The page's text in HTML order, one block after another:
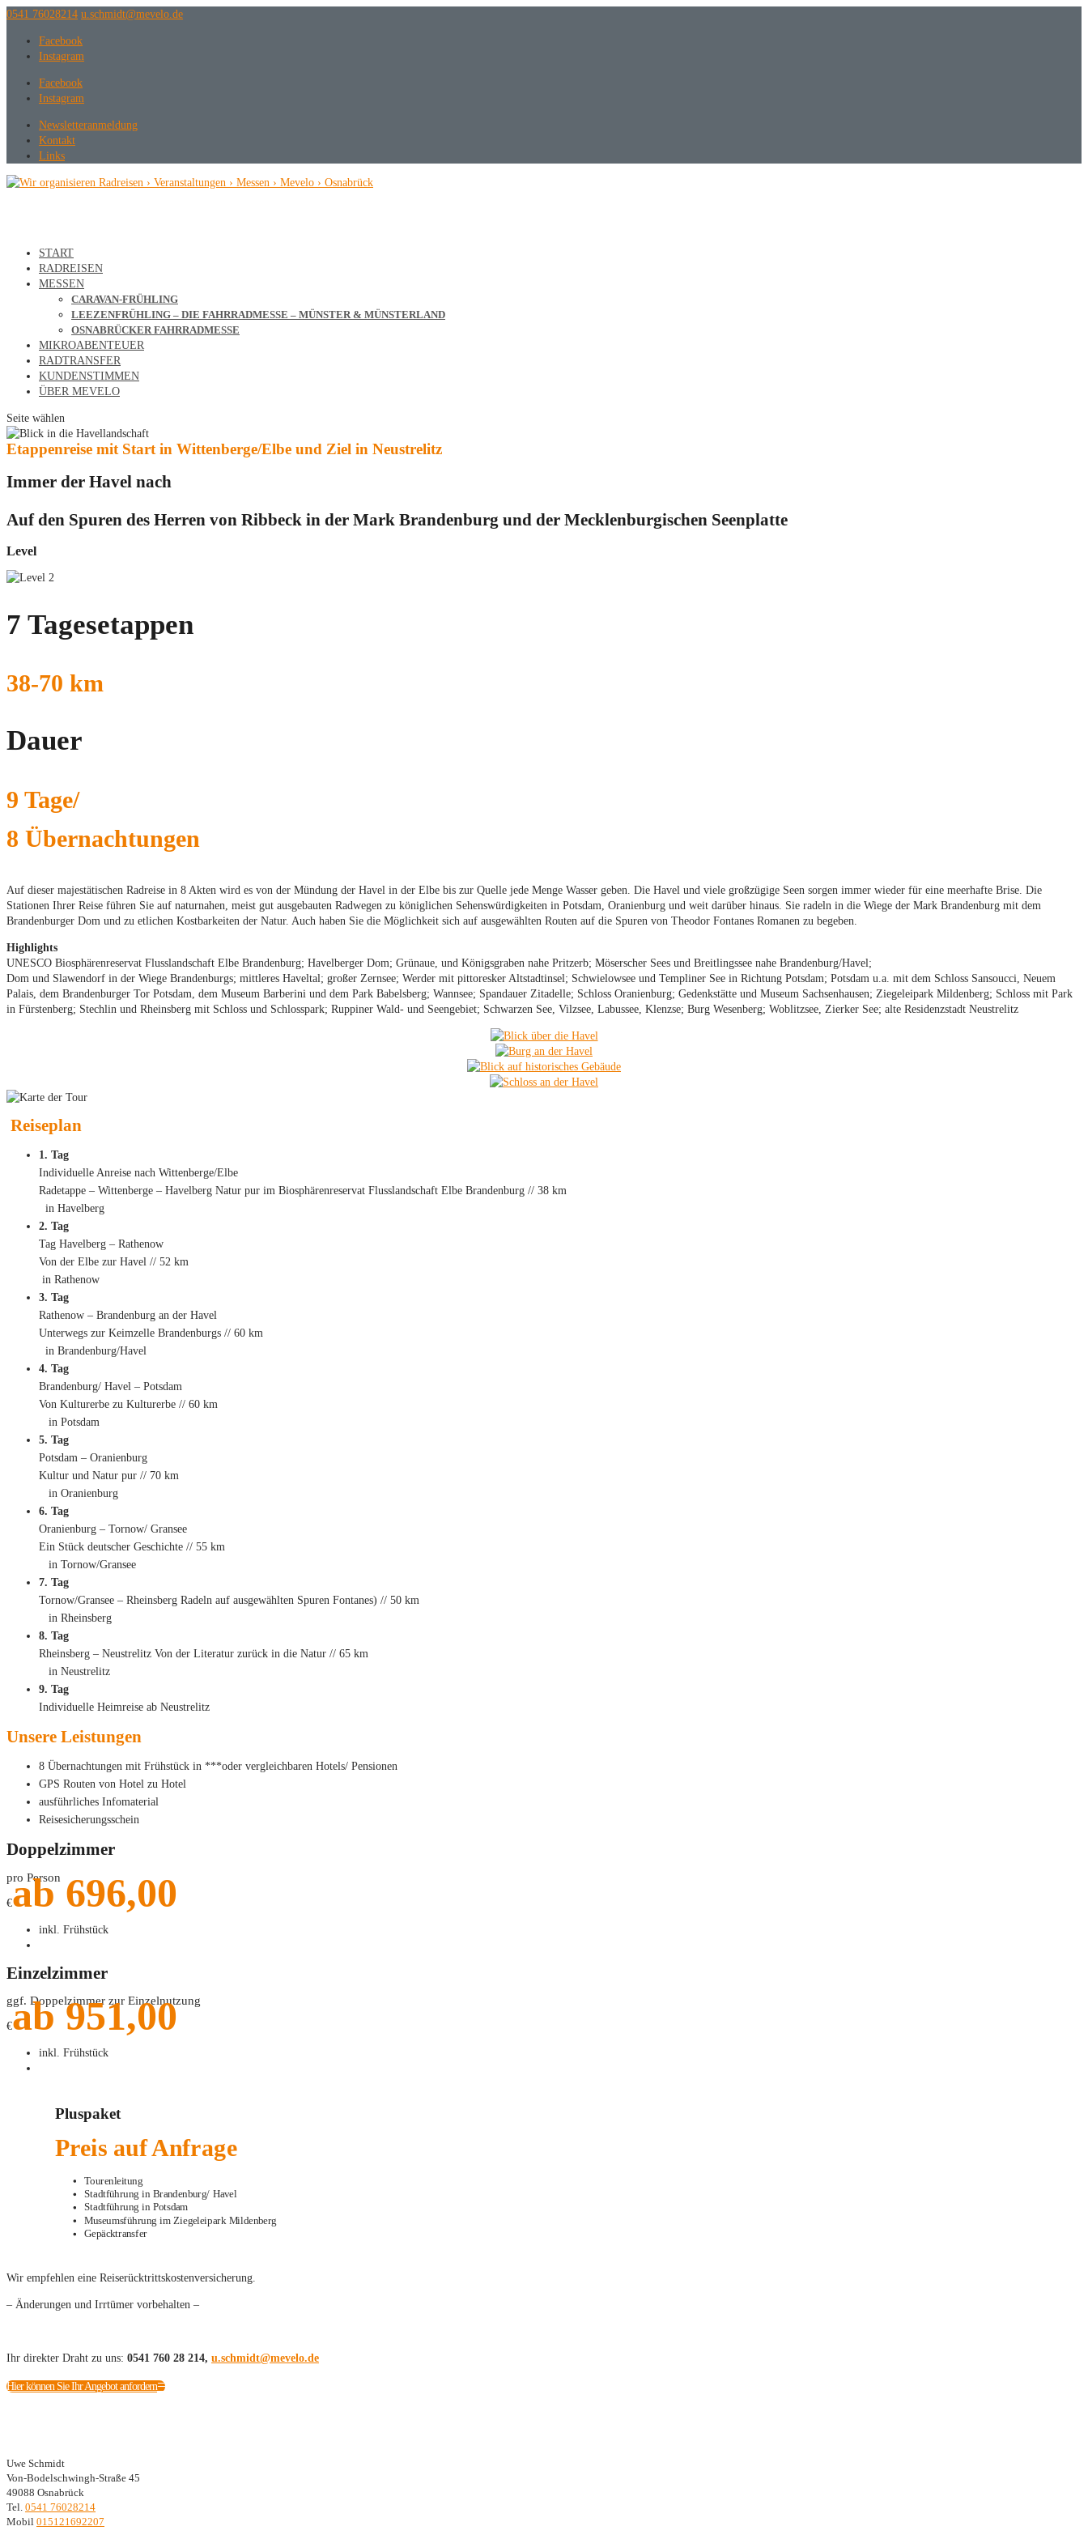
0541 76028214 ed.olevem@tdimhcs.u
Facebook
Instagram
Facebook
Instagram
Newsletteranmeldung
Kontakt
Links
START
RADREISEN
MESSEN
CARAVAN-FRÜHLING
LEEZENFRÜHLING – DIE FAHRRADMESSE – MÜNSTER & MÜNSTERLAND
OSNABRÜCKER FAHRRADMESSE
MIKROABENTEUER
RADTRANSFER
KUNDENSTIMMEN
ÜBER MEVELO
Seite wählen
Etappenreise mit Start in Wittenberge/Elbe und Ziel in Neustrelitz
Immer der Havel nach
Auf den Spuren des Herren von Ribbeck in der Mark Brandenburg und der Mecklenburgischen Seenplatte
Level
7 Tagesetappen
38-70 km
Dauer
9 Tage/
8 Übernachtungen
Auf dieser majestätischen Radreise in 8 Akten wird es von der Mündung der Havel in der Elbe bis zur Quelle jede Menge Wasser geben. Die Havel und viele großzügige Seen sorgen immer wieder für eine meerhafte Brise. Die
Stationen Ihrer Reise führen Sie auf naturnahen, meist gut ausgebauten Radwegen zu königlichen Sehenswürdigkeiten in Potsdam, Oranienburg und weit darüber hinaus. Sie radeln in die Wiege der Mark Brandenburg mit dem
Brandenburger Dom und zu etlichen Kostbarkeiten der Natur. Auch haben Sie die Möglichkeit sich auf ausgewählten Routen auf die Spuren von Theodor Fontanes Romanen zu begeben.
Highlights
UNESCO Biosphärenreservat Flusslandschaft Elbe Brandenburg; Havelberger Dom; Grünaue, und Königsgraben nahe Pritzerb; Möserscher Sees und Breitlingssee nahe Brandenburg/Havel;
Dom und Slawendorf in der Wiege Brandenburgs; mittleres Haveltal; großer Zernsee; Werder mit pittoresker Altstadtinsel; Schwielowsee und Templiner See in Richtung Potsdam; Potsdam u.a. mit dem Schloss Sansoucci, Neuem
Palais, dem Brandenburger Tor Potsdam, dem Museum Barberini und dem Park Babelsberg; Wannsee; Spandauer Zitadelle; Schloss Oranienburg; Gedenkstätte und Museum Sachsenhausen; Ziegeleipark Mildenberg; Schloss mit Park
in Fürstenberg; Stechlin und Rheinsberg mit Schloss und Schlosspark; Ruppiner Wald- und Seengebiet; Schwarzen See, Vilzsee, Labussee, Klenzse; Burg Wesenberg; Woblitzsee, Zierker See; alte Residenzstadt Neustrelitz
Reiseplan
1. Tag
Individuelle Anreise nach Wittenberge/Elbe
Radetappe – Wittenberge – Havelberg Natur pur im Biosphärenreservat Flusslandschaft Elbe Brandenburg // 38 km
in Havelberg
2. Tag
Tag Havelberg – Rathenow
Von der Elbe zur Havel // 52 km
in Rathenow
3. Tag
Rathenow – Brandenburg an der Havel
Unterwegs zur Keimzelle Brandenburgs // 60 km
in Brandenburg/Havel
4. Tag
Brandenburg/ Havel – Potsdam
Von Kulturerbe zu Kulturerbe // 60 km
in Potsdam
5. Tag
Potsdam – Oranienburg
Kultur und Natur pur // 70 km
in Oranienburg
6. Tag
Oranienburg – Tornow/ Gransee
Ein Stück deutscher Geschichte // 55 km
in Tornow/Gransee
7. Tag
Tornow/Gransee – Rheinsberg Radeln auf ausgewählten Spuren Fontanes) // 50 km
in Rheinsberg
8. Tag
Rheinsberg – Neustrelitz Von der Literatur zurück in die Natur // 65 km
in Neustrelitz
9. Tag
Individuelle Heimreise ab Neustrelitz
Unsere Leistungen
8 Übernachtungen mit Frühstück in ***oder vergleichbaren Hotels/ Pensionen
GPS Routen von Hotel zu Hotel
ausführliches Infomaterial
Reisesicherungsschein
Doppelzimmer
pro Person
€ab 696,00
inkl. Frühstück
Einzelzimmer
ggf. Doppelzimmer zur Einzelnutzung
€ab 951,00
inkl. Frühstück
Pluspaket
Preis auf Anfrage
Tourenleitung
Stadtführung in Brandenburg/ Havel
Stadtführung in Potsdam
Museumsführung im Ziegeleipark Mildenberg
Gepäcktransfer
Wir empfehlen eine Reiserücktrittskostenversicherung.
– Änderungen und Irrtümer vorbehalten –
Ihr direkter Draht zu uns: 0541 760 28 214, ed.olevem@tdimhcs.u
Hier können Sie Ihr Angebot anfordern
Uwe Schmidt
Von-Bodelschwingh-Straße 45
49088 Osnabrück
Tel. 0541 76028214
Mobil 015121692207